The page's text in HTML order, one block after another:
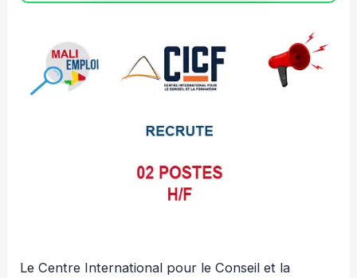
Le Centre International pour le Conseil et la